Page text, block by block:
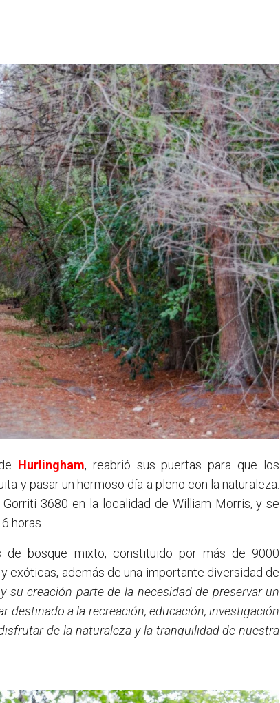
Hurlingham, reabrió sus puertas para que los
y pasar un hermoso día a pleno con la naturaleza.
3680 en la localidad de William Morris, y se
horas.
bosque mixto, constituido por más de 9000
además de una importante diversidad de
creación parte de la necesidad de preservar un
destinado a la recreación, educación, investigación
de la naturaleza y la tranquilidad de nuestra